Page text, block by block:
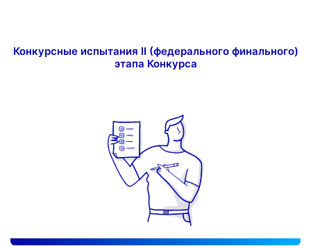
Конкурсные испытания II (федерального финального)
этапа Конкурса